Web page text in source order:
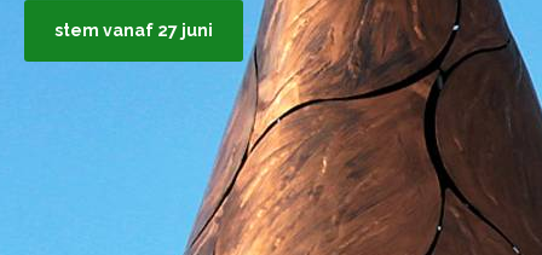
stem vanaf 27 juni